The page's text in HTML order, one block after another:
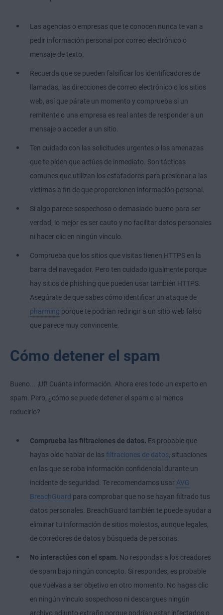
Las agencias o empresas que te conocen nunca te van a
pedir información personal por correo electrónico o
mensaje de texto.
Recuerda que se pueden falsificar los identificadores de
llamadas, las direcciones de correo electrónico o los sitios
web, así que párate un momento y comprueba si un
remitente o una empresa es real antes de responder a un
mensaje o acceder a un sitio.
Ten cuidado con las solicitudes urgentes o las amenazas
que te piden que actúes de inmediato. Son tácticas
comunes que utilizan los estafadores para presionar a las
víctimas a fin de que proporcionen información personal.
Si algo parece sospechoso o demasiado bueno para ser
verdad, lo mejor es ser cauto y no facilitar datos personales
ni hacer clic en ningún vínculo.
Comprueba que los sitios que visitas tienen HTTPS en la
barra del navegador. Pero ten cuidado igualmente porque
hay sitios de phishing que pueden usar también HTTPS.
Asegúrate de que sabes cómo identificar un ataque de
pharming porque te podrían redirigir a un sitio web falso
que parece muy convincente.
Cómo detener el spam
Bueno... ¡Uf! Cuánta información. Ahora eres todo un experto en
spam. Pero, ¿cómo se puede detener el spam o al menos
reducirlo?
Comprueba las filtraciones de datos. Es probable que
hayas oído hablar de las filtraciones de datos, situaciones
en las que se roba información confidencial durante un
incidente de seguridad. Te recomendamos usar AVG
BreachGuard para comprobar que no se hayan filtrado tus
datos personales. BreachGuard también te puede ayudar a
eliminar tu información de sitios molestos, aunque legales,
de corredores de datos y búsqueda de personas.
No interactúes con el spam. No respondas a los creadores
de spam bajo ningún concepto. Si respondes, es probable
que vuelvas a ser objetivo en otro momento. No hagas clic
en ningún vínculo sospechoso ni descargues ningún
archivo adjunto extraño porque podrían estar infectados o